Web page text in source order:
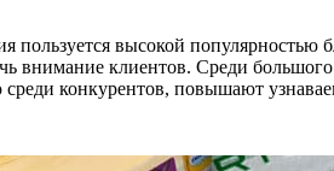
пользуется высокой
внимание клиентов. Среди
конкурентов, повышают